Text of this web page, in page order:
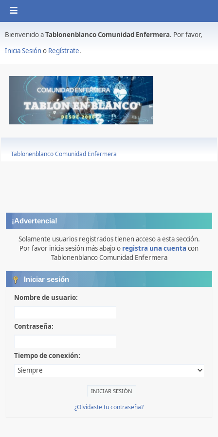
Bienvenido aTablonenblanco Comunidad Enfermera. Por favor,
Inicia Sesióno Regístrate.
Tablonenblanco Comunidad Enfermera
¡Advertencia!
Solamente usuarios registrados tienen acceso a esta sección.
Por favor inicia sesión más abajo o registra una cuenta con
Tablonenblanco Comunidad Enfermera
Iniciar sesión
Nombre de usuario:
Contraseña:
Tiempo de conexión:
¿Olvidaste tu contraseña?